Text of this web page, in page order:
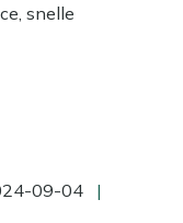
snelle
09-04
|